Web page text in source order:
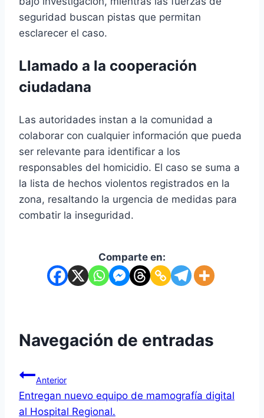
seguridad buscan pistas que permitan
esclarecer el caso.
Llamado a la cooperación
ciudadana
Las autoridades instan a la comunidad a
colaborar con cualquier información que pueda
ser relevante para identificar a los
responsables del homicidio. El caso se suma a
la lista de hechos violentos registrados en la
zona, resaltando la urgencia de medidas para
combatir la inseguridad.
Comparte en:
Navegación de entradas
Anterior
Entregan nuevo equipo de mamografía digital
al Hospital Regional.